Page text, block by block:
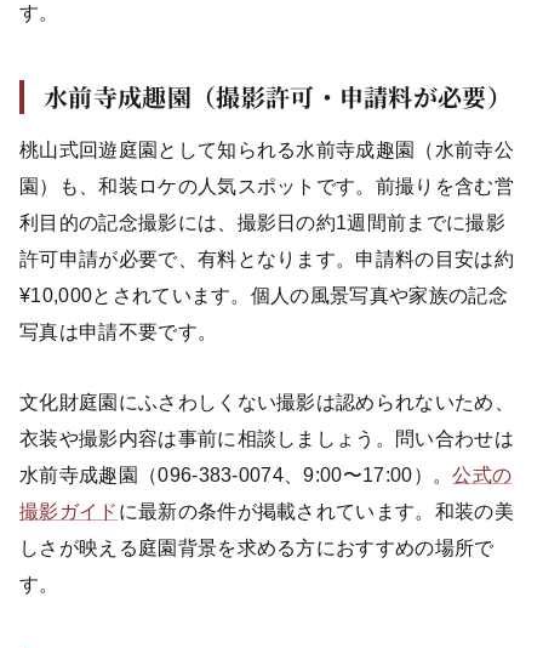
す。
水前寺成趣園（撮影許可・申請料が必要）
桃山式回遊庭園として知られる水前寺成趣園（水前寺公
園）も、和装ロケの人気スポットです。前撮りを含む営
利目的の記念撮影には、撮影日の約1週間前までに撮影
許可申請が必要で、有料となります。申請料の目安は約
¥10,000とされています。個人の風景写真や家族の記念
写真は申請不要です。
文化財庭園にふさわしくない撮影は認められないため、
衣装や撮影内容は事前に相談しましょう。問い合わせは
水前寺成趣園（096-383-0074、9:00〜17:00）。公式の
撮影ガイド に最新の条件が掲載されています。和装の美
しさが映える庭園背景を求める方におすすめの場所で
す。